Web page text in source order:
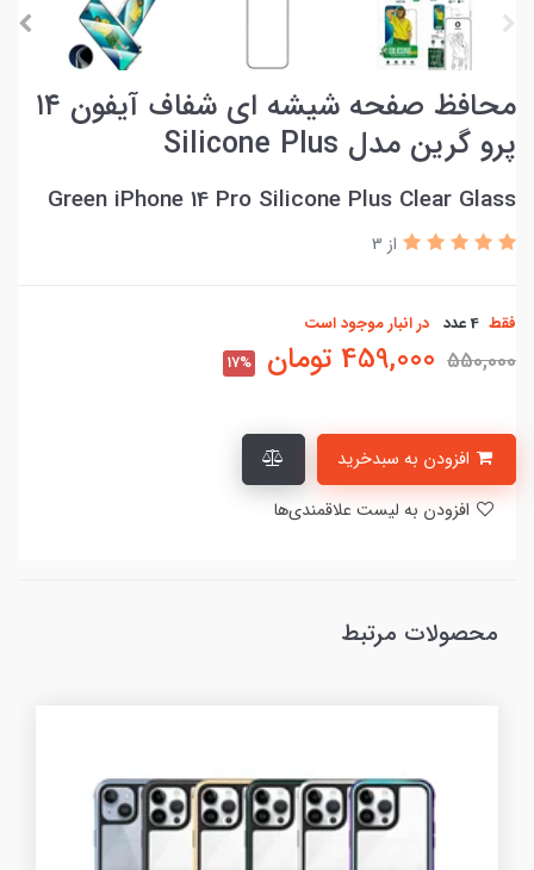
محافظ صفحه شیشه ای شفاف آیفون ۱۴
پرو گرین مدل Silicone Plus
Green iPhone 14 Pro Silicone Plus Clear Glass
از 3
فقط 4 عدد در انبار موجود است
550,000
459,000 تومان 17%
محصولات مرتبط